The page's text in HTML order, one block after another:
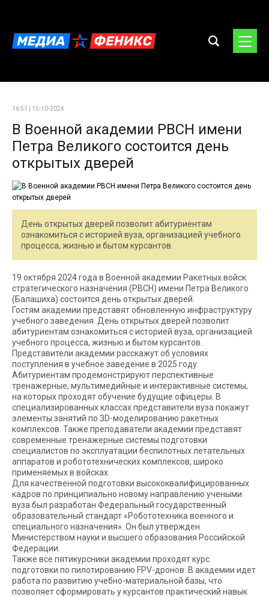
16:51 | 15-10-2024
В Военной академии РВСН имени
Петра Великого состоится день
открытых дверей
День открытых дверей позволит абитуриентам
ознакомиться с историей вуза, организацией учебного
процесса, жизнью и бытом курсантов.
19 октября 2024 года в Военной академии Ракетных войск
стратегического назначения (РВСН) имени Петра Великого
(Балашиха) состоится день открытых дверей.
Гостям академии представят обновленную инфраструктуру
учебного заведения. День открытых дверей позволит
абитуриентам ознакомиться с историей вуза, организацией
учебного процесса, жизнью и бытом курсантов.
Представители академии расскажут об условиях
поступления в учебное заведение в 2025 году.
Абитуриентам продемонстрируют перспективные
тренажерные, мультимедийные и интерактивные системы,
на которых проходят обучение будущие офицеры. В
специализированных классах представители вуза покажут
элементы занятий по 3D-моделированию ракетных
комплексов. Также преподаватели академии представят
современные тренажерные системы подготовки
специалистов по эксплуатации беспилотных летательных
аппаратов и робототехнических комплексов, широко
применяемых в войсках.
Для качественной подготовки высококвалифицированных
кадров по принципиально новому направлению учеными
вуза был разработан Федеральный государственный
образовательный стандарт «Робототехника военного и
специального назначения». Он был утвержден
Министерством науки и высшего образования Российской
Федерации.
Также все пятикурсники академии проходят курс
подготовки по пилотированию FPV-дронов. В академии идет
работа по развитию учебно-материальной базы, что
позволяет сформировать у курсантов практический навык